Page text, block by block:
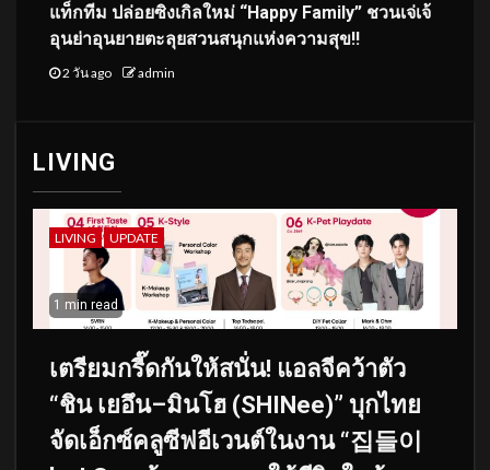
แท็กทีม ปล่อยซิงเกิลใหม่ “Happy Family” ชวนเจ่เจ้
อุนย่าอุนยายตะลุยสวนสนุกแห่งความสุข!!
2 วัน ago admin
LIVING
LIVING UPDATE
1 min read
เตรียมกรี๊ดกันให้สนั่น! แอลจีคว้าตัว
“ชิน เยอึน–มินโฮ (SHINee)” บุกไทย
จัดเอ็กซ์คลูซีฟอีเวนต์ในงาน “집들이